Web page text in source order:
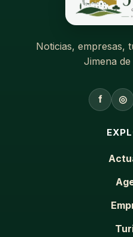
Noticias, empresas,
Jimena
f ◎